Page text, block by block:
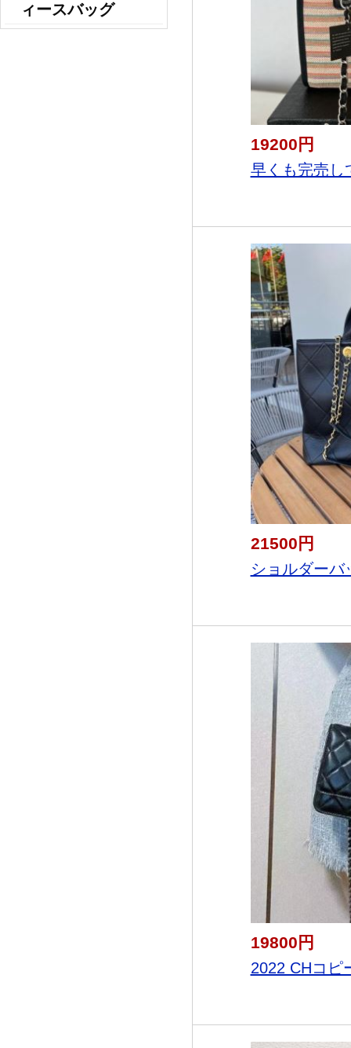
ィースバッグ
19200円
早くも完売し
21500円
ショルダー
19800円
2022 CHコピ